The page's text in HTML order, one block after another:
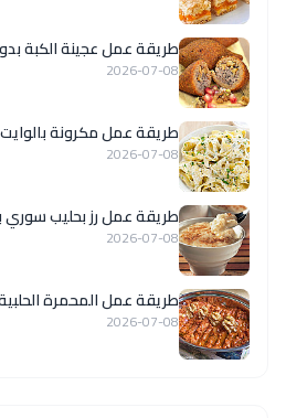
طريقة عمل عجينة الكبة
2026-07-08
طريقة عمل مكرونة
2026-07-08
طريقة عمل رز بحليب سوري بـ 5
2026-07-08
طريقة عمل المحمرة الحلبية
2026-07-08